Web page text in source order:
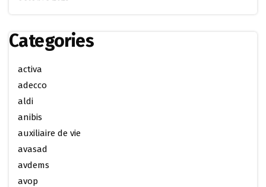
Categories
activa
adecco
aldi
anibis
auxiliaire de vie
avasad
avdems
avop